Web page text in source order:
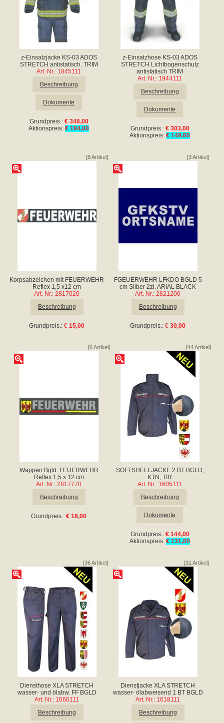
z-Einsatzjacke KS-03 ADOS
STRETCH antistatisch. TRIM
Art. Nr.: 1845111
Beschreibung
Dokumente
Grundpreis.: € 348,00
Aktionspreis:€ 184,00
z-Einsatzhose KS-03 ADOS
STRETCH Lichtbogenschutz
antistatisch TRIM
Art. Nr.: 1944111
Beschreibung
Dokumente
Grundpreis.: € 303,00
Aktionspreis:€ 149,00
[6 Artikel]
Korpsabzeichen mit FEUERWEHR
Reflex 1,5 x12 cm
Art. Nr.: 2817020
Beschreibung
Grundpreis.:€ 15,00
[3 Artikel]
FGEUERWEHR LFKDO BGLD 5
cm Silber 2zl. ARIAL BLACK
Art. Nr.: 2821200
Beschreibung
Grundpreis.:€ 30,00
[6 Artikel]
Wappen Bgld. FEUERWEHR
Reflex 1,5 x 12 cm
Art. Nr.: 2817770
Beschreibung
Grundpreis.:€ 18,00
[44 Artikel]
SOFTSHELLJACKE 2 BT BGLD,
KTN, TIR
Art. Nr.: 1605111
Beschreibung
Dokumente
Grundpreis.: € 144,00
Aktionspreis:€ 131,00
[36 Artikel]
Diensthose XLA STRETCH
wasser- und ölabw. FF BGLD
Art. Nr.: 1660111
Beschreibung
[31 Artikel]
Dienstjacke XLA STRETCH
wasser- ölabweisend 1 BT BGLD
Art. Nr.: 1618111
Beschreibung